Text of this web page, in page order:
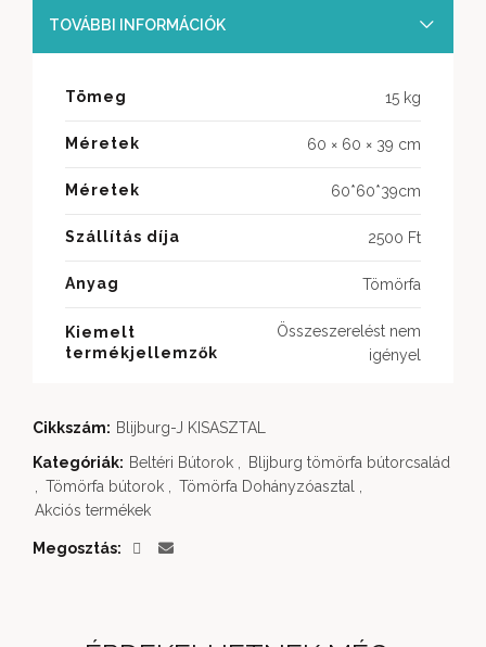
TOVÁBBI INFORMÁCIÓK
Tömeg 15 kg
Méretek 60 × 60 × 39 cm
Méretek 60*60*39cm
Szállítás díja 2500 Ft
Anyag Tömörfa
Kiemelt
termékjellemzők
Összeszerelést nem
igényel
Cikkszám: Blijburg-J KISASZTAL
Kategóriák: Beltéri Bútorok
Blijburg tömörfa bútorcsalád
Tömörfa bútorok Tömörfa Dohányzóasztal
Akciós termékek
Megosztás